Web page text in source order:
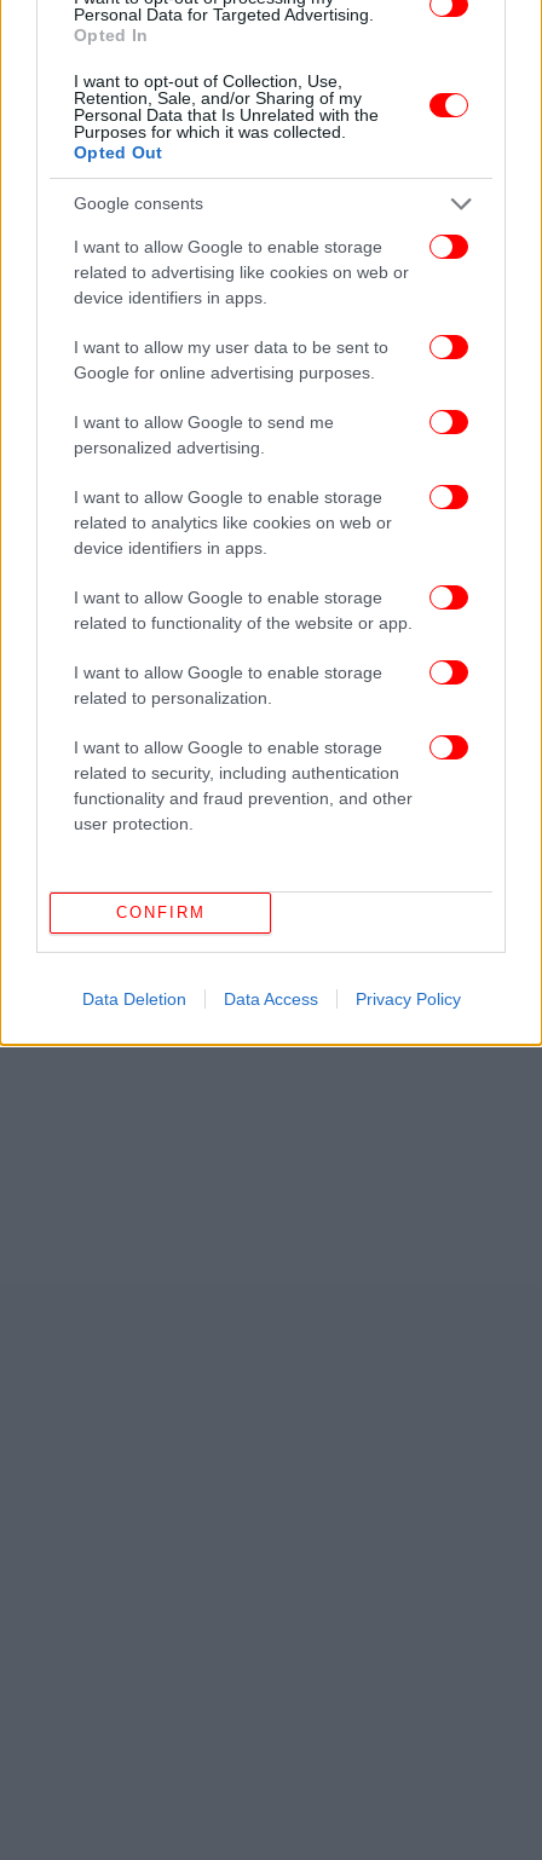
Personal Data for Targeted Advertising.
Opted In
I want to opt-out of Collection, Use,
Retention, Sale, and/or Sharing of my
Personal Data that Is Unrelated with the
Purposes for which it was collected.
Opted Out
Google consents
I want to allow Google to enable storage
related to advertising like cookies on web or
device identifiers in apps.
I want to allow my user data to be sent to
Google for online advertising purposes.
I want to allow Google to send me
personalized advertising.
I want to allow Google to enable storage
related to analytics like cookies on web or
device identifiers in apps.
I want to allow Google to enable storage
related to functionality of the website or app.
I want to allow Google to enable storage
related to personalization.
I want to allow Google to enable storage
related to security, including authentication
functionality and fraud prevention, and other
user protection.
CONFIRM
Data Deletion Data Access Privacy Policy
ΔΕΙΤΕ ΕΠΙΣΗΣ